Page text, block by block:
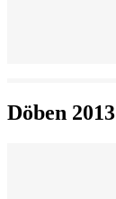
Döben 2013